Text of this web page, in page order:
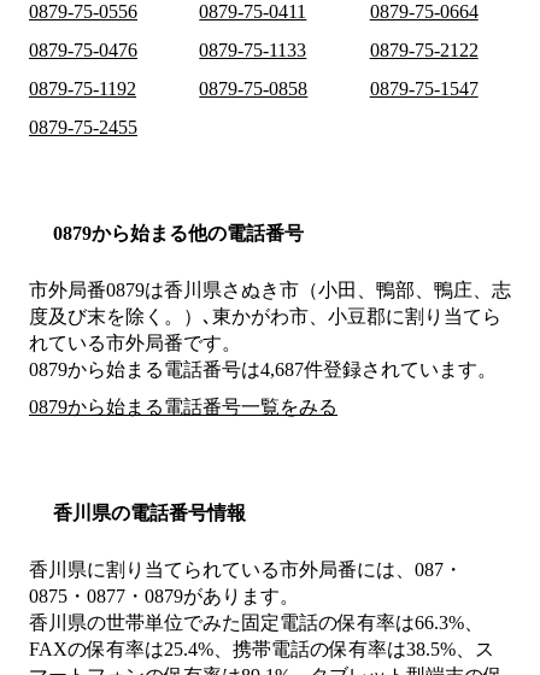
0879-75-0556
0879-75-0411
0879-75-0664
0879-75-0476
0879-75-1133
0879-75-2122
0879-75-1192
0879-75-0858
0879-75-1547
0879-75-2455
0879から始まる他の電話番号
市外局番0879は香川県さぬき市（小田、鴨部、鴨庄、志
度及び末を除く。）､東かがわ市、小豆郡に割り当てら
れている市外局番です。
0879から始まる電話番号は4,687件登録されています。
0879から始まる電話番号一覧をみる
香川県の電話番号情報
香川県に割り当てられている市外局番には、087・
0875・0877・0879があります。
香川県の世帯単位でみた固定電話の保有率は66.3%、
FAXの保有率は25.4%、携帯電話の保有率は38.5%、ス